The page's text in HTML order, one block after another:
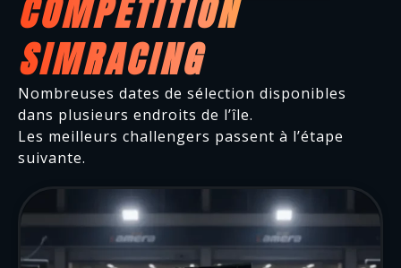
COMPÉTITION
SIMRACING
Nombreuses dates de sélection disponibles
dans plusieurs endroits de l’île.
Les meilleurs challengers passent à l’étape
suivante.